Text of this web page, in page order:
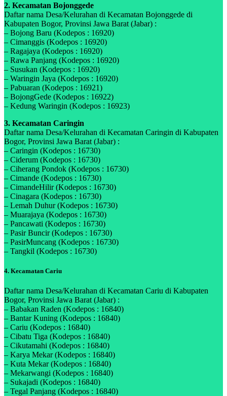
2. Kecamatan Bojonggede
Daftar nama Desa/Kelurahan di Kecamatan Bojonggede di
Kabupaten Bogor, Provinsi Jawa Barat (Jabar) :
– Bojong Baru (Kodepos : 16920)
– Cimanggis (Kodepos : 16920)
– Ragajaya (Kodepos : 16920)
– Rawa Panjang (Kodepos : 16920)
– Susukan (Kodepos : 16920)
– Waringin Jaya (Kodepos : 16920)
– Pabuaran (Kodepos : 16921)
– BojongGede (Kodepos : 16922)
– Kedung Waringin (Kodepos : 16923)
3. Kecamatan Caringin
Daftar nama Desa/Kelurahan di Kecamatan Caringin di Kabupaten
Bogor, Provinsi Jawa Barat (Jabar) :
– Caringin (Kodepos : 16730)
– Ciderum (Kodepos : 16730)
– Ciherang Pondok (Kodepos : 16730)
– Cimande (Kodepos : 16730)
– CimandeHilir (Kodepos : 16730)
– Cinagara (Kodepos : 16730)
– Lemah Duhur (Kodepos : 16730)
– Muarajaya (Kodepos : 16730)
– Pancawati (Kodepos : 16730)
– Pasir Buncir (Kodepos : 16730)
– PasirMuncang (Kodepos : 16730)
– Tangkil (Kodepos : 16730)
4. Kecamatan Cariu
Daftar nama Desa/Kelurahan di Kecamatan Cariu di Kabupaten
Bogor, Provinsi Jawa Barat (Jabar) :
– Babakan Raden (Kodepos : 16840)
– Bantar Kuning (Kodepos : 16840)
– Cariu (Kodepos : 16840)
– Cibatu Tiga (Kodepos : 16840)
– Cikutamahi (Kodepos : 16840)
– Karya Mekar (Kodepos : 16840)
– Kuta Mekar (Kodepos : 16840)
– Mekarwangi (Kodepos : 16840)
– Sukajadi (Kodepos : 16840)
– Tegal Panjang (Kodepos : 16840)